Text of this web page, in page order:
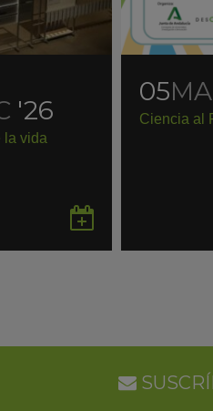
'26
la vida
en
05
Ciencia al